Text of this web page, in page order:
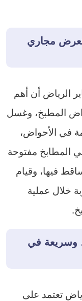
تعرض مجاري
الرياض أن أهم
المطبخ، وغسل
في الأحواض،
المطابخ مفتوحة
فيها، وقيام
خلال عملية
وسريعة في
تعتمد على